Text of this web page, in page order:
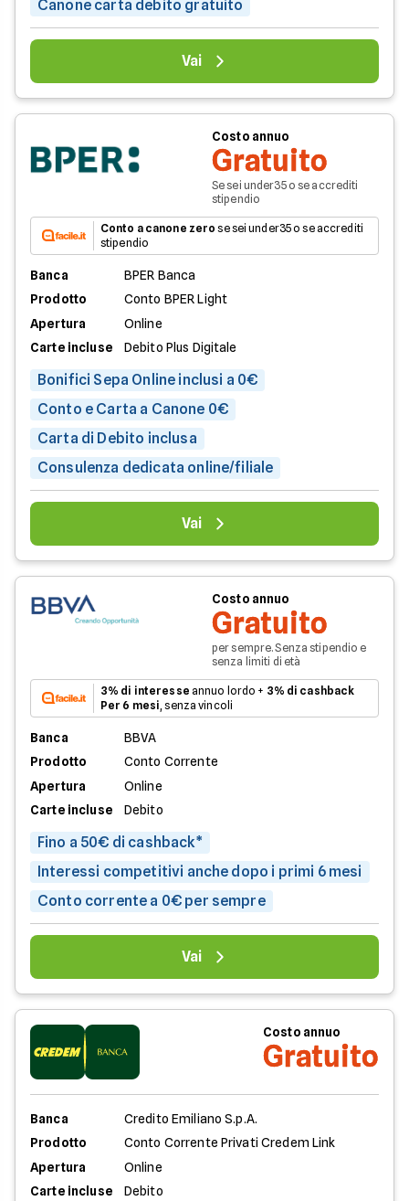
Canone carta debito gratuito
Vai
Costo annuo
Gratuito
Se sei under35 o se accrediti
stipendio
Conto a canone zero se sei under35 o se accrediti
stipendio
Banca
BPER Banca
Prodotto
Conto BPER Light
Apertura
Online
Carte incluse
Debito Plus Digitale
Bonifici Sepa Online inclusi a 0€
Conto e Carta a Canone 0€
Carta di Debito inclusa
Consulenza dedicata online/filiale
Vai
Costo annuo
Gratuito
per sempre. Senza stipendio e
senza limiti di età
3% di interesse annuo lordo + 3% di cashback
Per 6 mesi , senza vincoli
Banca
BBVA
Prodotto
Conto Corrente
Apertura
Online
Carte incluse
Debito
Fino a 50€ di cashback*
Interessi competitivi anche dopo i primi 6 mesi
Conto corrente a 0€ per sempre
Vai
Costo annuo
Gratuito
Banca
Credito Emiliano S.p.A.
Prodotto
Conto Corrente Privati Credem Link
Apertura
Online
Carte incluse
Debito